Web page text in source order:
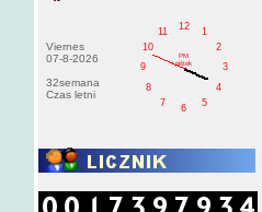
Viernes
07-8-2026
32semana
Czas letni
1
2
3
4
5
6
7
8
9
10
11
12
PM
pištek